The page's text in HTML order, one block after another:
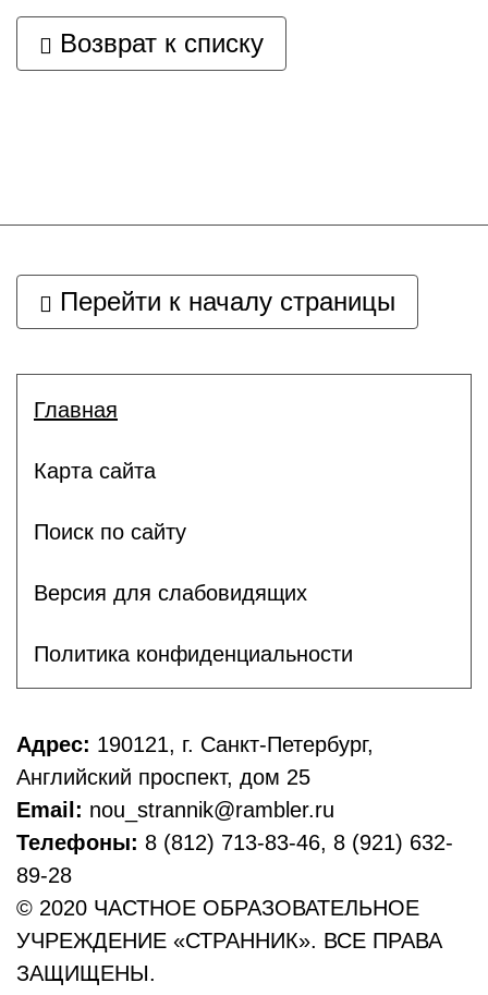
Возврат к списку
Перейти к началу страницы
Главная
Карта сайта
Поиск по сайту
Версия для слабовидящих
Политика конфиденциальности
Адрес: 190121, г. Санкт-Петербург,
Английский проспект, дом 25
Email: nou_strannik@rambler.ru
Телефоны: 8 (812) 713-83-46, 8 (921) 632-
89-28
© 2020 ЧАСТНОЕ ОБРАЗОВАТЕЛЬНОЕ
УЧРЕЖДЕНИЕ «СТРАННИК». ВСЕ ПРАВА
ЗАЩИЩЕНЫ.